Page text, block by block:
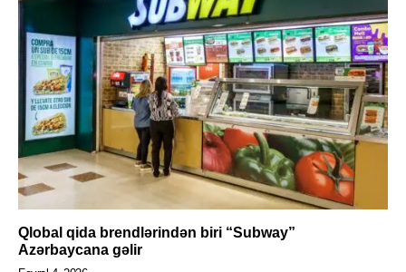
Qlobal qida brendlərindən biri “Subway”
Azərbaycana gəlir